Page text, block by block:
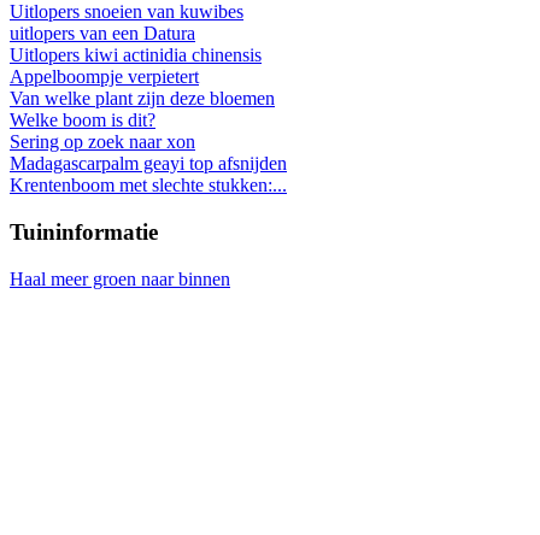
Uitlopers snoeien van kuwibes
uitlopers van een Datura
Uitlopers kiwi actinidia chinensis
Appelboompje verpietert
Van welke plant zijn deze bloemen
Welke boom is dit?
Sering op zoek naar xon
Madagascarpalm geayi top afsnijden
Krentenboom met slechte stukken:...
Tuininformatie
Haal meer groen naar binnen